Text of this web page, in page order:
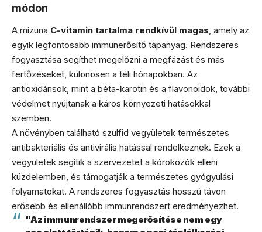
módon
A mizuna C-vitamin tartalma rendkívül magas, amely az
egyik legfontosabb immunerősítő tápanyag. Rendszeres
fogyasztása segíthet megelőzni a megfázást és más
fertőzéseket, különösen a téli hónapokban. Az
antioxidánsok, mint a béta-karotin és a flavonoidok, további
védelmet nyújtanak a káros környezeti hatásokkal
szemben.
A növényben található szulfid vegyületek természetes
antibakteriális és antivirális hatással rendelkeznek. Ezek a
vegyületek segítik a szervezetet a kórokozók elleni
küzdelemben, és támogatják a természetes gyógyulási
folyamatokat. A rendszeres fogyasztás hosszú távon
erősebb és ellenállóbb immunrendszert eredményezhet.
"Az immunrendszer megerősítése nem egy